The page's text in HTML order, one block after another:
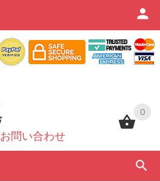
0
お問い合わせ
0